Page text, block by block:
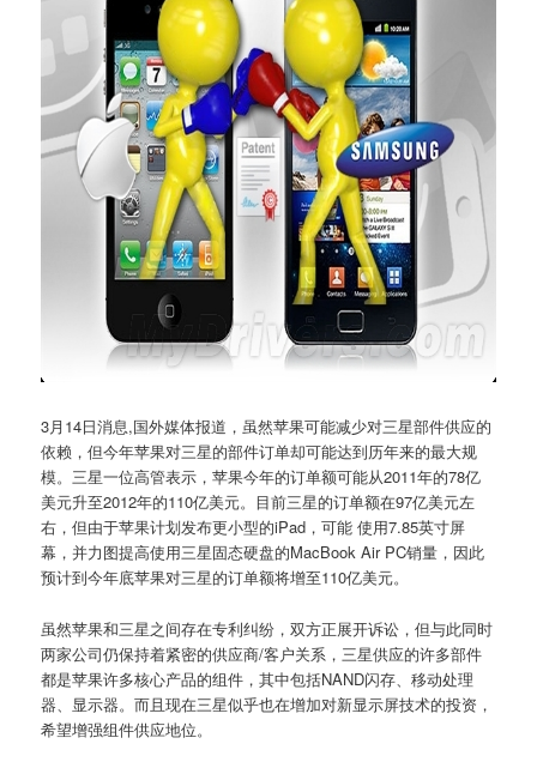
3月14日消息,国外媒体报道，虽然苹果可能减少对三星部件供应的
依赖，但今年苹果对三星的部件订单却可能达到历年来的最大规
模。三星一位高管表示，苹果今年的订单额可能从2011年的78亿
美元升至2012年的110亿美元。目前三星的订单额在97亿美元左
右，但由于苹果计划发布更小型的iPad，可能 使用7.85英寸屏
幕，并力图提高使用三星固态硬盘的MacBook Air PC销量，因此
预计到今年底苹果对三星的订单额将增至110亿美元。
虽然苹果和三星之间存在专利纠纷，双方正展开诉讼，但与此同时
两家公司仍保持着紧密的供应商/客户关系，三星供应的许多部件
都是苹果许多核心产品的组件，其中包括NAND闪存、移动处理
器、显示器。而且现在三星似乎也在增加对新显示屏技术的投资，
希望增强组件供应地位。